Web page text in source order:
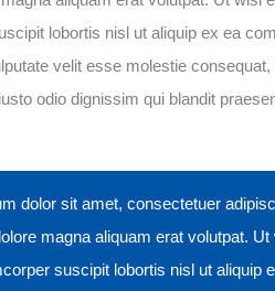
lobortis nisl ut aliquip ex ea
velit esse molestie
odio dignissim qui blandit
dolor sit amet, consectetuer
magna aliquam erat volutpat.
suscipit lobortis nisl ut aliquip